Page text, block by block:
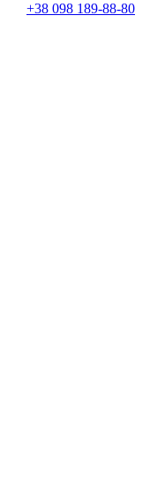
+38 098 189-88-80